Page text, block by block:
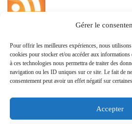
Gérer le
Pour offrir les meilleures expériences, nous
cookies pour stocker et/ou accéder aux
à ces technologies nous permettra de traiter des
navigation ou les ID uniques sur ce site. Le fait de
consentement peut avoir un effet négatif sur
Accepter
»
Politique de confidentialité